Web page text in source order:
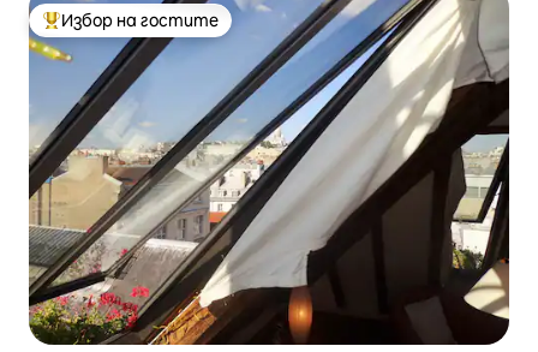
Най-популярен избор на гостите
Избор на гостите